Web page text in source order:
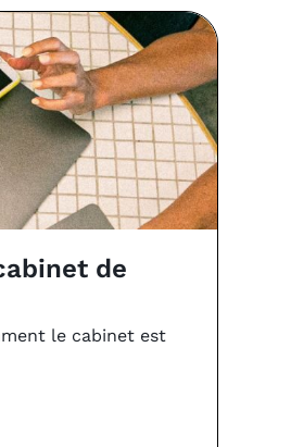
de
le cabinet est